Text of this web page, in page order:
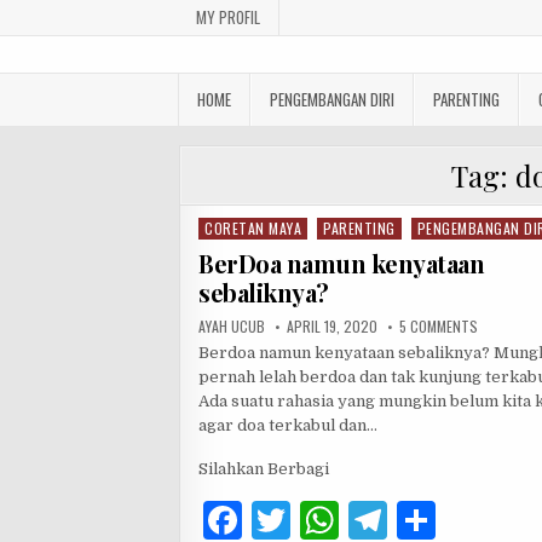
MY PROFIL
Indonesian Inspiring
HOME PENGEMBANGAN DIRI PARENTING
Tag:
Posted in
CORETAN MAYA PARENTING PENGEMBANGAN
BerDoa namun kenyataan
sebaliknya?
AUTHOR:
AYAH UCUB PUBLISHED DATE:
APRIL 19, 2020 5 COMMENTS
Berdoa namun kenyataan sebaliknya?
pernah lelah berdoa dan tak kunjung
Ada suatu rahasia yang mungkin belum kita
agar doa terkabul dan…
Silahkan Berbagi
F
T
W T